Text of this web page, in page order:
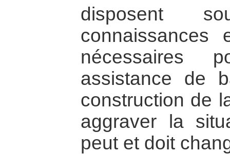
disposent
connaissances
nécessaires
assistance de
construction de
aggraver la
peut et doit